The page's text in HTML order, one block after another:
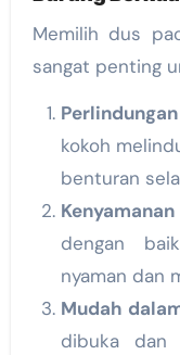
Memilih dus
sangat penting
kokoh
benturan
dengan
nyaman dan
Mudah
dibuka dan